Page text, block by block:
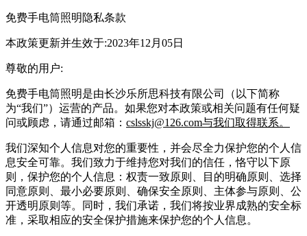
免费手电筒照明 隐私条款
本政策更新并生效于:2023年12月05日
尊敬的用户:
免费手电筒照明是由长沙乐所思科技有限公司
（以下简称
为“我们”）运营的产品。如果您对本政策或相关问题有任何疑
问或顾虑，请通过邮箱： cslsskj@126.com与我们取得联系。
我们深知个人信息对您的重要性，并会尽全力保护您的个人信
息安全可靠。我们致力于维持您对我们的信任，恪守以下原
则，保护您的个人信息：权责一致原则、目的明确原则、选择
同意原则、最小必要原则、确保安全原则、主体参与原则、公
开透明原则等。同时，我们承诺，我们将按业界成熟的安全标
准，采取相应的安全保护措施来保护您的个人信息。